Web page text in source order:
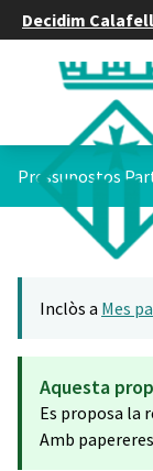
Decidim Calafell
Pressupostos
Inclòs a Mes
Aquesta
Es proposa la
Amb